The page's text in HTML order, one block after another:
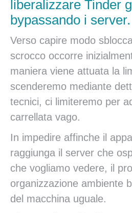
liberalizzare Tinder
bypassando i server.
Verso capire modo
scrocco occorre
maniera viene attuata la
scenderemo mediante
tecnici, ci limiteremo per
carrellata vago.
In impedire affinche il
raggiunga il server che
che vogliamo vedere, il
organizzazione ambiente
del macchina uguale.